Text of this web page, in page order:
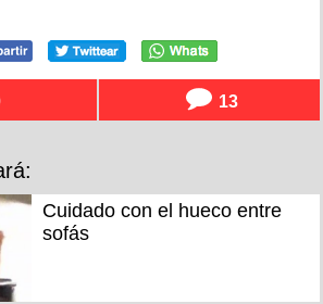
13
Cuidado con el hueco entre
sofás